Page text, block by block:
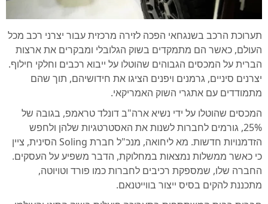
תערוכת הרכב בשנגחאי הפכה לזירה מרכזית עבור יצרני רכב מכל
העולם, כאשר הם מתמקדים בשוק הגלובלי ומבקרים את ארצות
הברית על המכסים הגבוהים שהוטלו על ייבוא רכבים וחלקי חילוף.
יצרנים סיניים, גרמנים ויפנים הציגו את חידושיהם, תוך שהם
מתמודדים עם אתגרי השוק האמריקאי.
המכסים שהוטלו על ידי נשיא ארה"ב דונלד טראמפ, בגובה של
25%, גורמים לחברות לשנות את האסטרטגיות שלהן ולחפש
הזדמנויות חדשות. מא ליחואה, מנכ"ל חברת Soling הסינית, ציין
כי כאשר ממשלות נמצאות במחלוקת, הדבר משפיע על העסקים.
החברה שלו, שמספקת רכיבים לחברות כמו פורד וטויוטה,
מתכננת להקים בסיס ייצור בווייטנאם.